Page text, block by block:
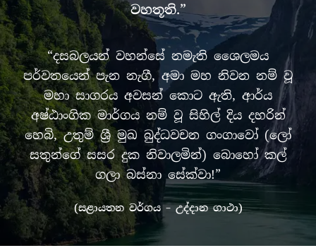
වහතූති.”
“දසබලයන් වහන්සේ නමැති ශෛලමය
පර්වතයෙන් පැන නැගී, අමා මහ නිවන නම් වූ
මහා සාගරය අවසන් කොට ඇති, ආර්ය
අෂ්ඨාංගික මාර්ගය නම් වූ සිහිල් දිය දහරින්
හෙබි, උතුම් ශ්‍රී මුඛ බුද්ධවචන ගංගාවෝ (ලෝ
සතුන්ගේ සසර දුක නිවාලමින්) බොහෝ කල්
ගලා බස්නා සේක්වා!”
(සළායතන වර්ගය – උද්දාන ගාථා)